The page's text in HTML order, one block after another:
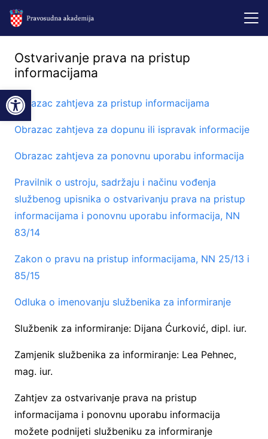
Open toolbar
Ostvarivanje prava na pristup
informacijama
Obrazac zahtjeva za pristup informacijama
Obrazac zahtjeva za dopunu ili ispravak informacije
Obrazac zahtjeva za ponovnu uporabu informacija
Pravilnik o ustroju, sadržaju i načinu vođenja
službenog upisnika o ostvarivanju prava na pristup
informacijama i ponovnu uporabu informacija, NN
83/14
Zakon o pravu na pristup informacijama, NN 25/13 i
85/15
Odluka o imenovanju službenika za informiranje
Službenik za informiranje: Dijana Ćurković, dipl. iur.
Zamjenik službenika za informiranje: Lea Pehnec,
mag. iur.
Zahtjev za ostvarivanje prava na pristup
informacijama i ponovnu uporabu informacija
možete podnijeti službeniku za informiranje